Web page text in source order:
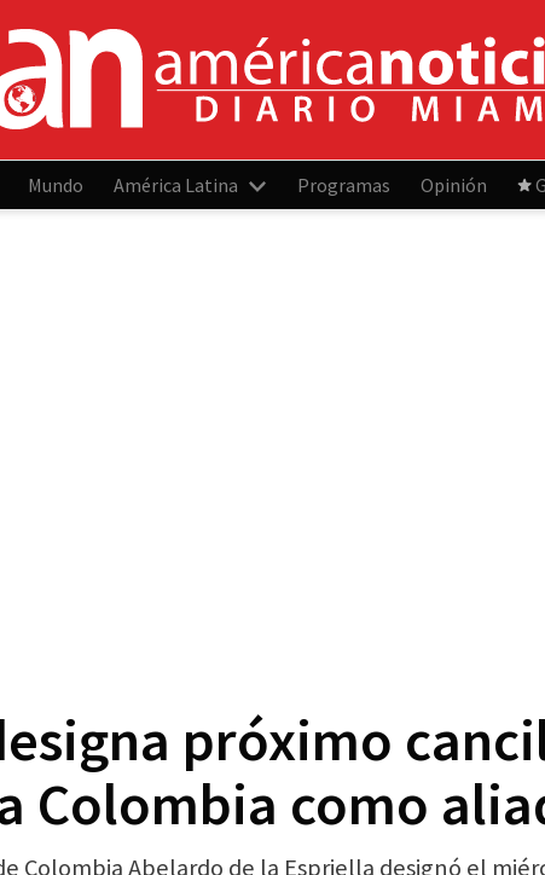
Mundo América Latina Programas Opinión
próximo
como
Colombia Abelardo de la Espriella designó el